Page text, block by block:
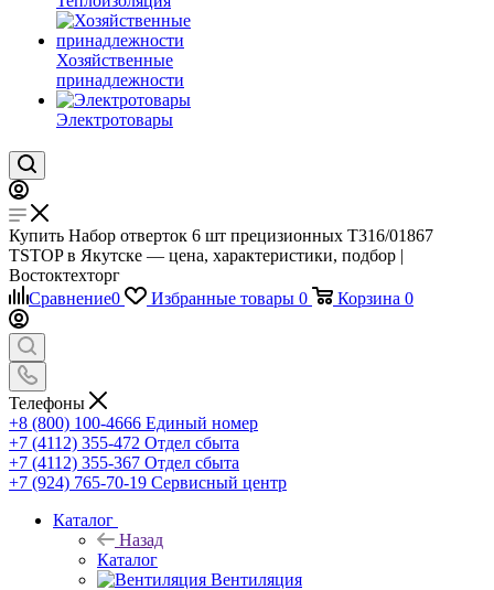
Хозяйственные
принадлежности
Электротовары
Купить Набор отверток 6 шт прецизионных T316/01867
TSTOP в Якутске — цена, характеристики, подбор |
Востоктехторг
Сравнение0 Избранные товары 0 Корзина 0
Телефоны
+8 (800) 100-4666 Единый номер
+7 (4112) 355-472 Отдел сбыта
+7 (4112) 355-367 Отдел сбыта
+7 (924) 765-70-19 Сервисный центр
Каталог
Назад
Каталог
Вентиляция